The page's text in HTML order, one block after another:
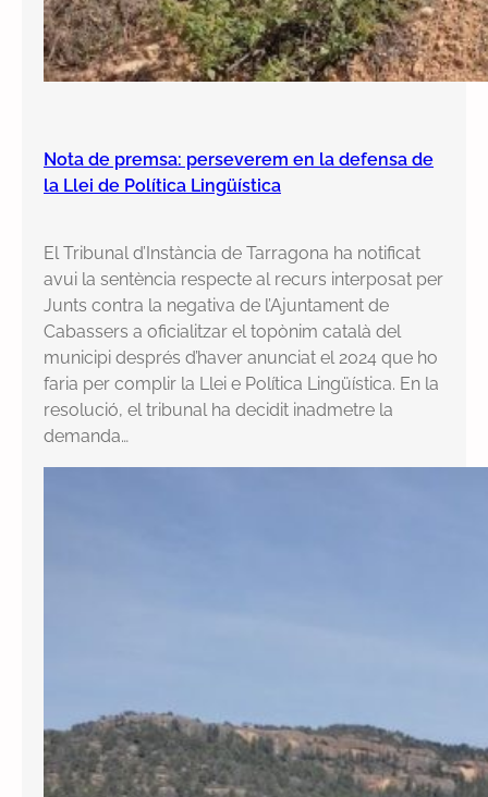
Nota de premsa: perseverem en la defensa de
la Llei de Política Lingüística
El Tribunal d’Instància de Tarragona ha notificat
avui la sentència respecte al recurs interposat per
Junts contra la negativa de l’Ajuntament de
Cabassers a oficialitzar el topònim català del
municipi després d’haver anunciat el 2024 que ho
faria per complir la Llei e Política Lingüística. En la
resolució, el tribunal ha decidit inadmetre la
demanda…